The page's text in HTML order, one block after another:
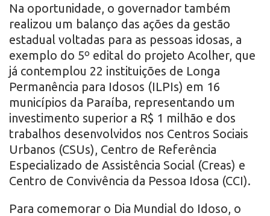
Na oportunidade, o governador também
realizou um balanço das ações da gestão
estadual voltadas para as pessoas idosas, a
exemplo do 5º edital do projeto Acolher, que
já contemplou 22 instituições de Longa
Permanência para Idosos (ILPIs) em 16
municípios da Paraíba, representando um
investimento superior a R$ 1 milhão e dos
trabalhos desenvolvidos nos Centros Sociais
Urbanos (CSUs), Centro de Referência
Especializado de Assistência Social (Creas) e
Centro de Convivência da Pessoa Idosa (CCI).
Para comemorar o Dia Mundial do Idoso, o